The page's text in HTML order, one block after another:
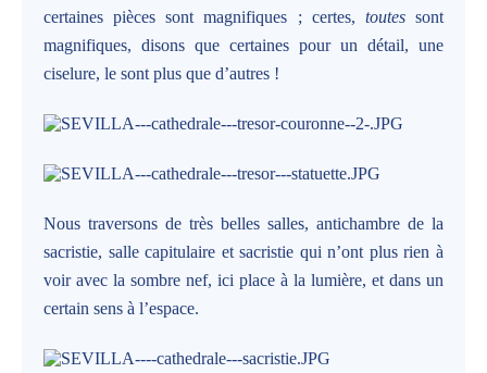
certaines pièces sont magnifiques ; certes, toutessont
magnifiques, disons que certaines pour un détail, une
ciselure, le sont plus que d’autres !
Nous traversons de très belles salles, antichambre de la
sacristie, salle capitulaire et sacristie qui n’ont plus rien à
voir avec la sombre nef, ici place à la lumière, et dans un
certain sens à l’espace.